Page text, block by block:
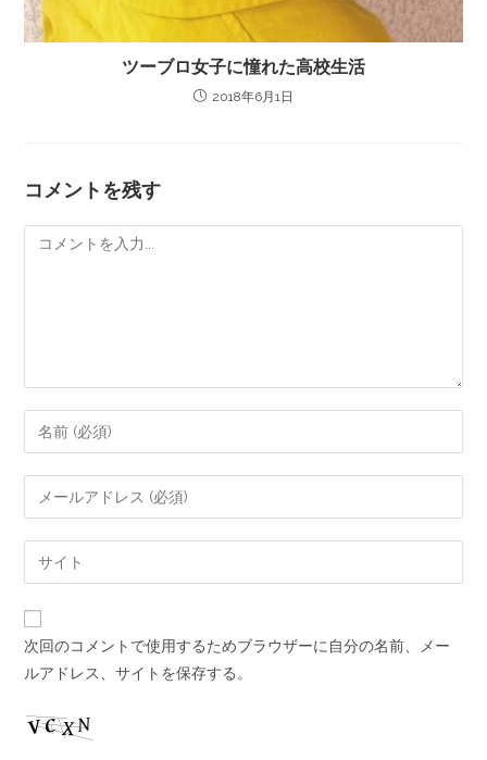
ツーブロ女子に憧れた高校生活
2018年6月1日
コメントを残す
次回のコメントで使用するためブラウザーに自分の名前、メー
ルアドレス、サイトを保存する。